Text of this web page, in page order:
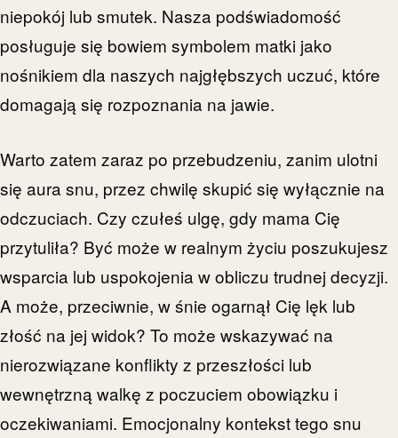
niepokój lub smutek. Nasza podświadomość
posługuje się bowiem symbolem matki jako
nośnikiem dla naszych najgłębszych uczuć, które
domagają się rozpoznania na jawie.
Warto zatem zaraz po przebudzeniu, zanim ulotni
się aura snu, przez chwilę skupić się wyłącznie na
odczuciach. Czy czułeś ulgę, gdy mama Cię
przytuliła? Być może w realnym życiu poszukujesz
wsparcia lub uspokojenia w obliczu trudnej decyzji.
A może, przeciwnie, w śnie ogarnął Cię lęk lub
złość na jej widok? To może wskazywać na
nierozwiązane konflikty z przeszłości lub
wewnętrzną walkę z poczuciem obowiązku i
oczekiwaniami. Emocjonalny kontekst tego snu